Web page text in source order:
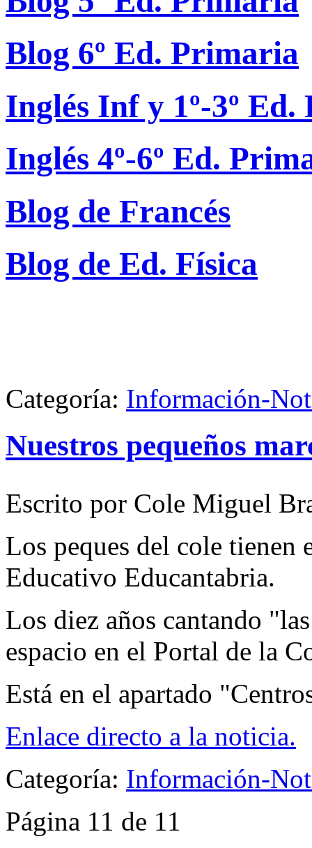
Blog 6º Ed. Primaria
Inglés Inf y 1º-3º
Inglés 4º-6º Ed.
Blog de Francés
Blog de Ed. Física
Categoría: Información-
Nuestros pequeños
Escrito por Cole Miguel
Los peques del cole tienen
Educativo Educantabria.
Los diez años cantando
espacio en el Portal de la
Está en el apartado
Enlace directo a la noticia.
Categoría: Información-
Página 11 de 11